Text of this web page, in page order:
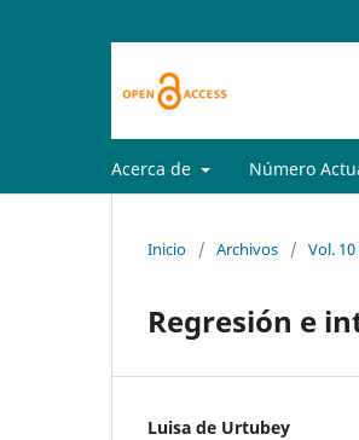
Acerca de Número
Inicio / Archivos / Vol.
Regresión e
Luisa de Urtubey